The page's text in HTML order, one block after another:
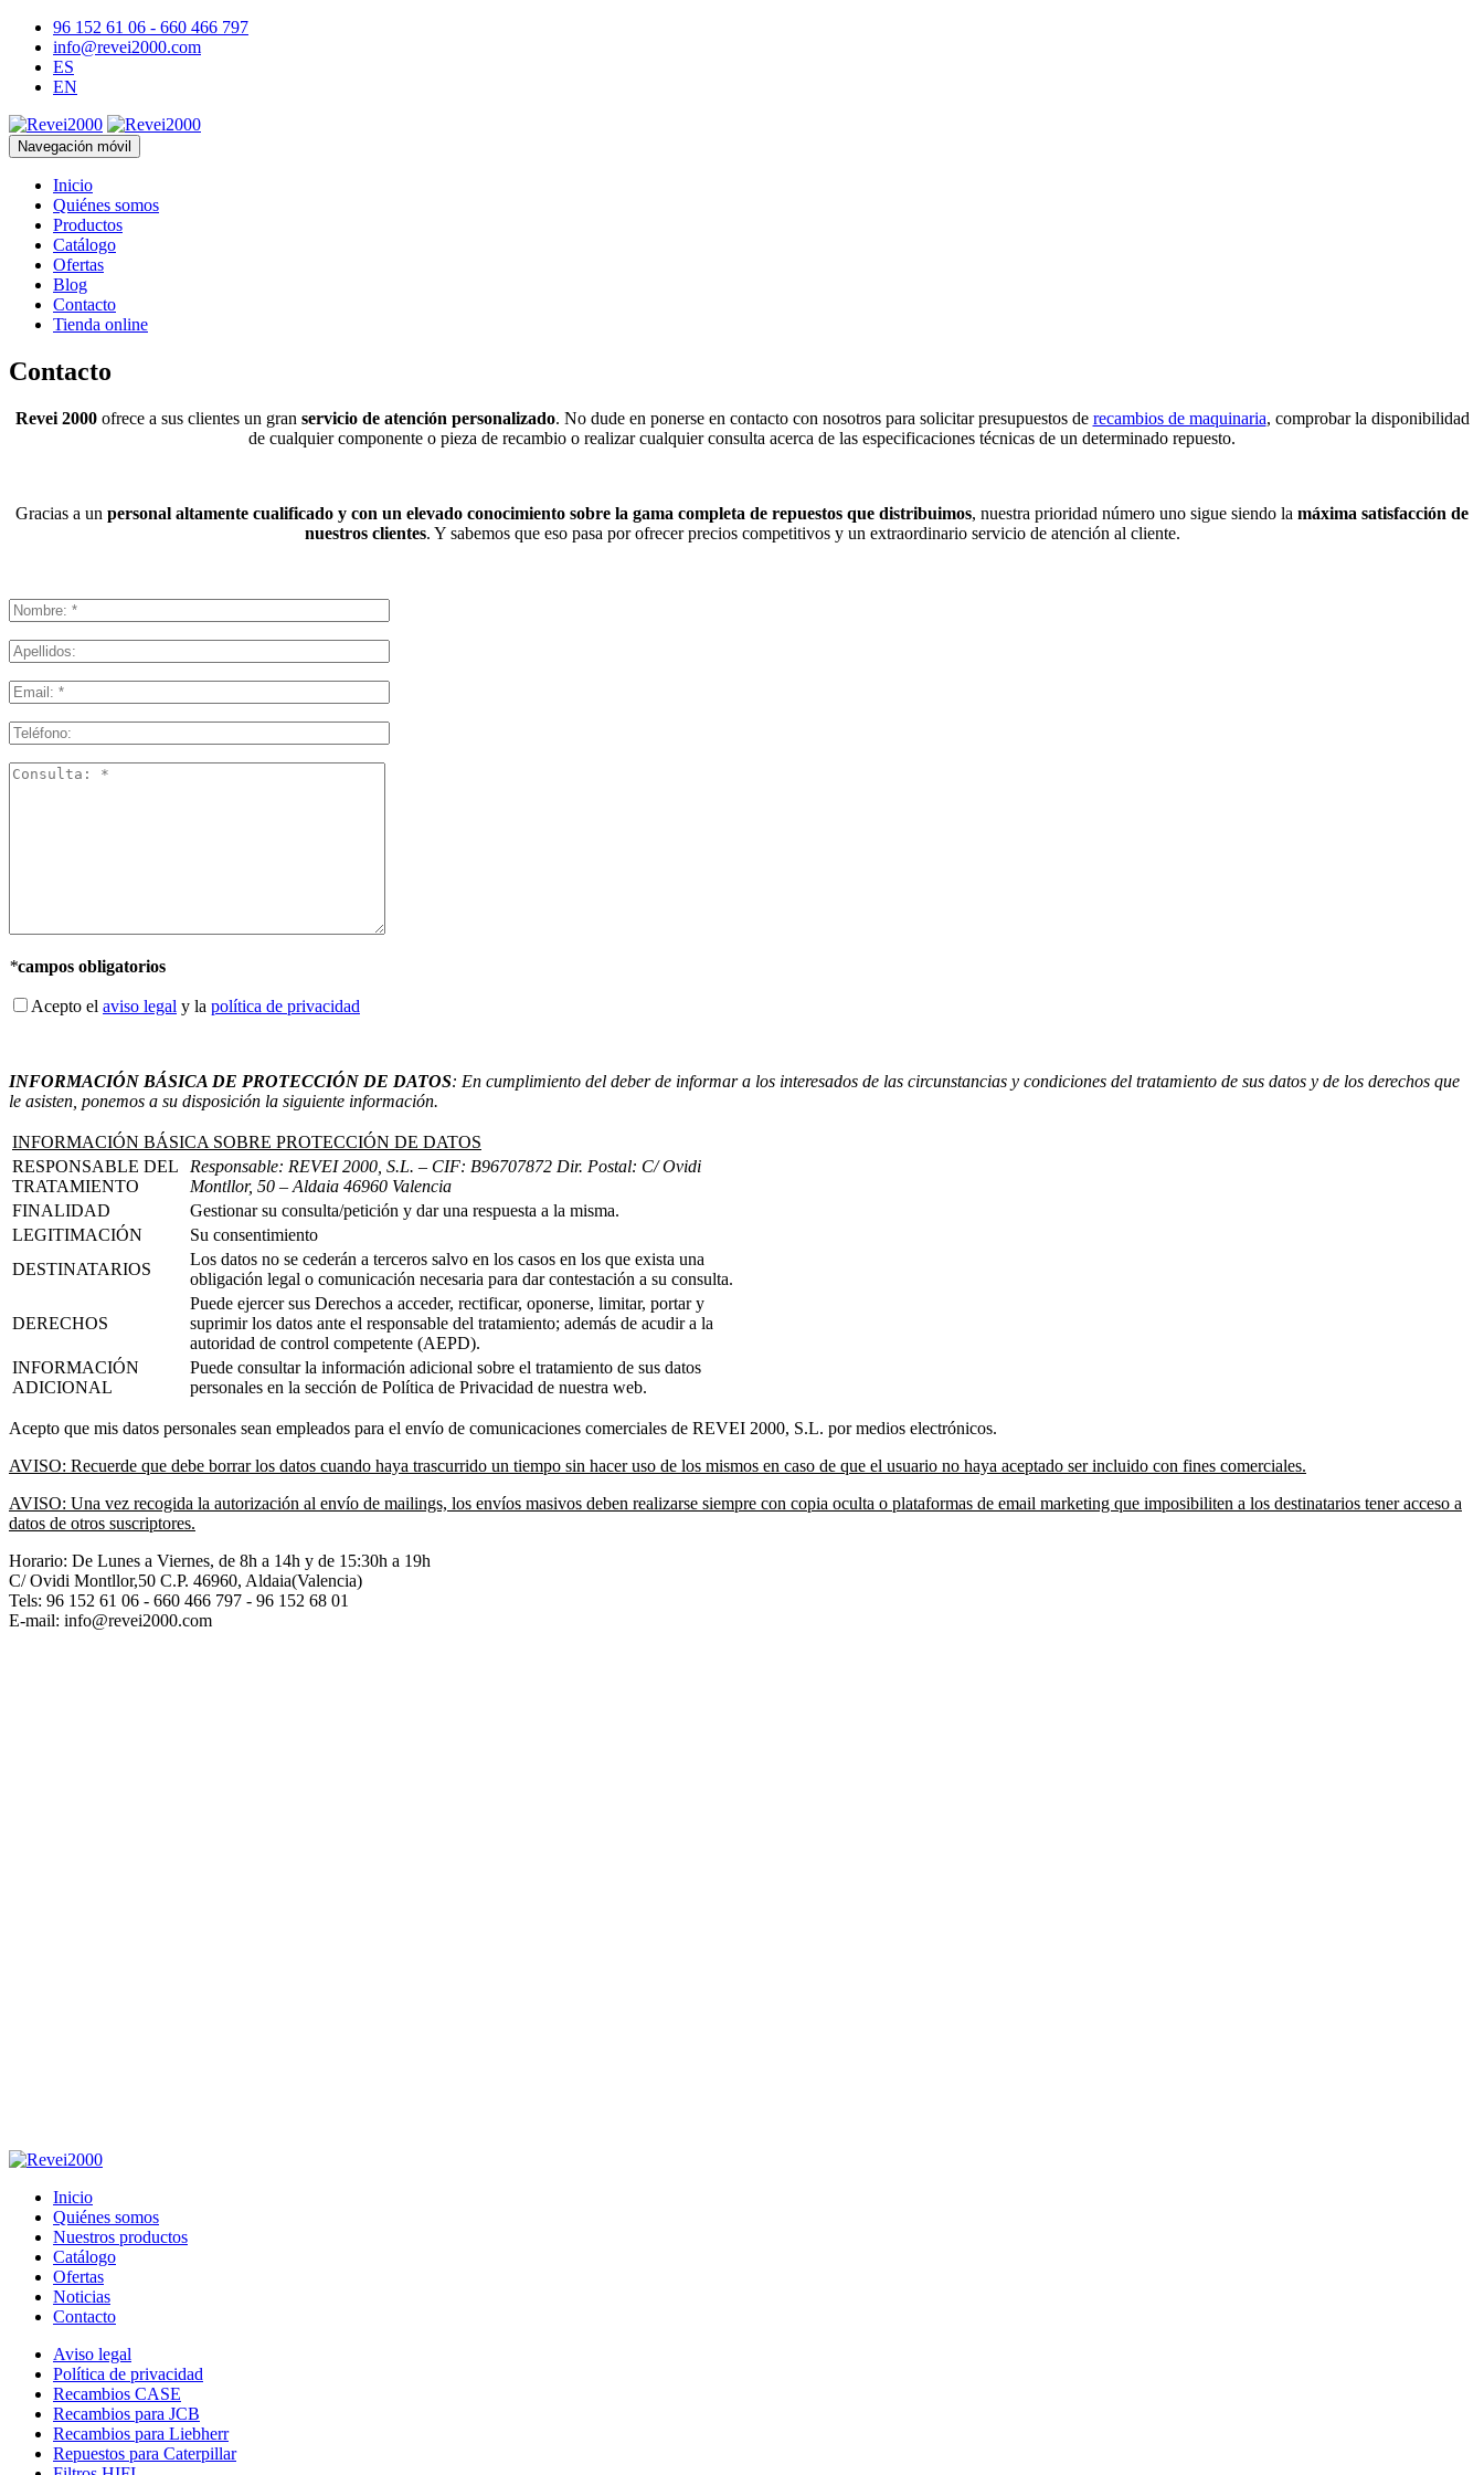
96 152 61 06 - 660 466 797
info@revei2000.com
ES
EN
Navegación móvil
Inicio
Quiénes somos
Productos
Catálogo
Ofertas
Blog
Contacto
Tienda online
Contacto
Revei 2000ofrece a sus clientes un gran servicio de atención personalizado. No dude en ponerse en contacto con nosotros para solicitar presupuestos de recambios de maquinaria, comprobar la disponibilidad
de cualquier componente o pieza de recambio o realizar cualquier consulta acerca de las especificaciones técnicas de un determinado repuesto.
Gracias a un personal altamente cualificado y con un elevado conocimiento sobre la gama completa de repuestos que distribuimos, nuestra prioridad número uno sigue siendo la máxima satisfacción de
nuestros clientes. Y sabemos que eso pasa por ofrecer precios competitivos y un extraordinario servicio de atención al cliente.
*campos obligatorios
Acepto el aviso legal y la política de privacidad
INFORMACIÓN BÁSICA DE PROTECCIÓN DE DATOS: En cumplimiento del deber de informar a los interesados de las circunstancias y condiciones del tratamiento de sus datos y de los derechos que
le asisten, ponemos a su disposición la siguiente información.
INFORMACIÓN BÁSICA SOBRE PROTECCIÓN DE DATOS
RESPONSABLE DEL
TRATAMIENTO
Responsable: REVEI 2000, S.L. – CIF: B96707872 Dir. Postal: C/ Ovidi
Montllor, 50 – Aldaia 46960 Valencia
FINALIDAD
Gestionar su consulta/petición y dar una respuesta a la misma.
LEGITIMACIÓN
Su consentimiento
DESTINATARIOS
Los datos no se cederán a terceros salvo en los casos en los que exista una
obligación legal o comunicación necesaria para dar contestación a su consulta.
DERECHOS
Puede ejercer sus Derechos a acceder, rectificar, oponerse, limitar, portar y
suprimir los datos ante el responsable del tratamiento; además de acudir a la
autoridad de control competente (AEPD).
INFORMACIÓN
ADICIONAL
Puede consultar la información adicional sobre el tratamiento de sus datos
personales en la sección de Política de Privacidad de nuestra web.
Acepto que mis datos personales sean empleados para el envío de comunicaciones comerciales de REVEI 2000, S.L. por medios electrónicos.
AVISO: Recuerde que debe borrar los datos cuando haya trascurrido un tiempo sin hacer uso de los mismos en caso de que el usuario no haya aceptado ser incluido con fines comerciales.
AVISO: Una vez recogida la autorización al envío de mailings, los envíos masivos deben realizarse siempre con copia oculta o plataformas de email marketing que imposibiliten a los destinatarios tener acceso a
datos de otros suscriptores.
Horario: De Lunes a Viernes, de 8h a 14h y de 15:30h a 19h
C/ Ovidi Montllor,50 C.P. 46960, Aldaia(Valencia)
Tels: 96 152 61 06 - 660 466 797 - 96 152 68 01
E-mail: info@revei2000.com
Inicio
Quiénes somos
Nuestros productos
Catálogo
Ofertas
Noticias
Contacto
Aviso legal
Política de privacidad
Recambios CASE
Recambios para JCB
Recambios para Liebherr
Repuestos para Caterpillar